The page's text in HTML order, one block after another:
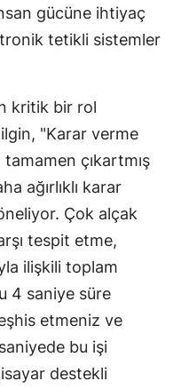
gücüne ihtiyaç
tetikli sistemler
kritik bir rol
"Karar verme
çıkartmış
ağırlıklı karar
Çok alçak
tespit etme,
ilişkili toplam
4 saniye süre
etmeniz ve
bu işi
destekli